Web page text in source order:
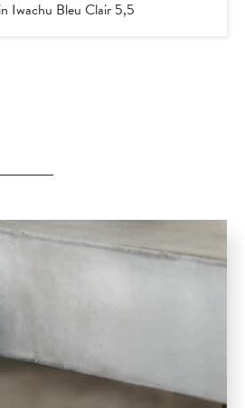
Iwachu Bleu Clair 5,5